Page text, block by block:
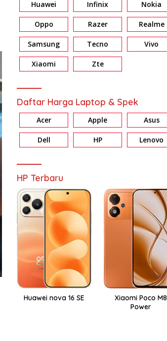
Huawei Infinix Nokia
Oppo Razer Realme
Samsung Tecno Vivo
Xiaomi Zte
Daftar Harga Laptop & Spek
Acer Apple Asus
Dell HP Lenovo
HP Terbaru
Huawei nova 16 SE
Xiaomi Poco M8
Power